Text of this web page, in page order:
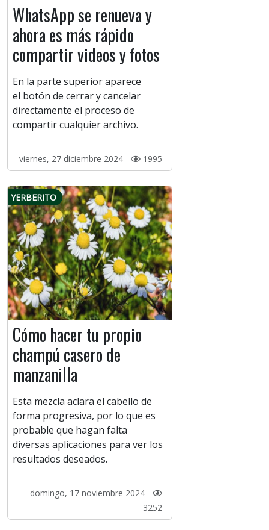
WhatsApp se renueva y
ahora es más rápido
compartir videos y fotos
En la parte superior aparece
el botón de cerrar y cancelar
directamente el proceso de
compartir cualquier archivo.
viernes, 27 diciembre 2024 - 1995
YERBERITO
Cómo hacer tu propio
champú casero de
manzanilla
Esta mezcla aclara el cabello de
forma progresiva, por lo que es
probable que hagan falta
diversas aplicaciones para ver los
resultados deseados.
domingo, 17 noviembre 2024 -
3252